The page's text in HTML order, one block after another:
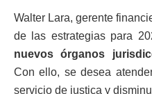
Walter Lara, gerente
de las estrategias para
nuevos órganos
Con ello, se desea
servicio de justica y